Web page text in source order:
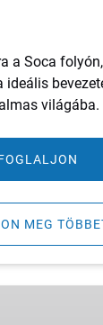
a Soca
ideális
MEG